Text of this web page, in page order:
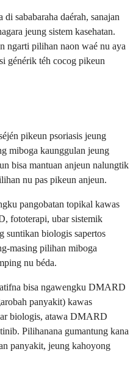
sababaraha daérah, sanajan
jeung sistem kasehatan.
ngarti pilihan naon waé nu aya
générik téh cocog pikeun
pikeun psoriasis jeung
miboga kaunggulan jeung
bisa mantuan anjeun nalungtik
nu pas pikeun anjeun.
pangobatan topikal kawas
fototerapi, ubar sistemik
suntikan biologis sapertos
masing pilihan miboga
nu béda.
bisa ngawengku DMARD
panyakit) kawas
biologis, atawa DMARD
Pilihanana gumantung kana
panyakit, jeung kahoyong